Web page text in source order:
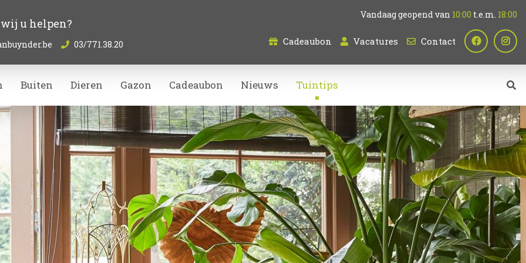
Vandaag geopend van 10:00 t.e.m. 18:00
u helpen?
03/771.38.20 Cadeaubon Vacatures Contact
Buiten Dieren Gazon Cadeaubon Nieuws Tuintips